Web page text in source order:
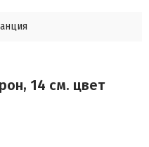
14 см. цвет